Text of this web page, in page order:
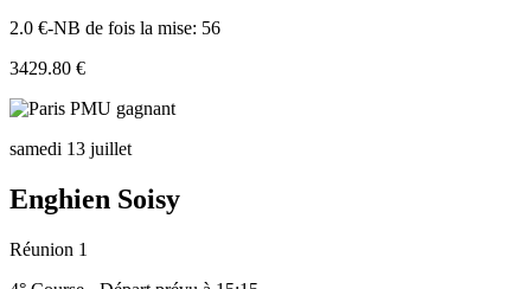
2.0 €-NB de fois la mise: 56
3429.80 €
samedi 13 juillet
Enghien Soisy
Réunion 1